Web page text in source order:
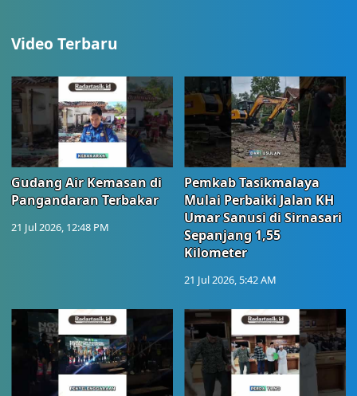
Video Terbaru
Gudang Air Kemasan di
Pangandaran Terbakar
21 Jul 2026, 12:48 PM
Pemkab Tasikmalaya
Mulai Perbaiki Jalan KH
Umar Sanusi di Sirnasari
Sepanjang 1,55
Kilometer
21 Jul 2026, 5:42 AM